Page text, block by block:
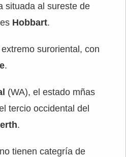
situada al sureste de
Hobbart.
suroriental, con
.
(WA), el estado mñas
tercio occidental del
.
tienen categría de